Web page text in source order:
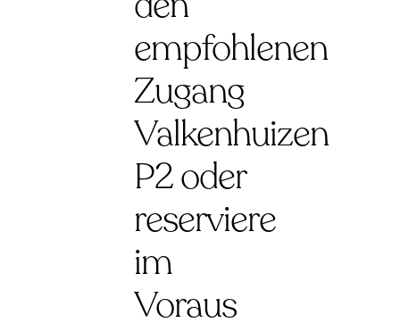
empfohlenen
Zugang
Valkenhuizen
P2 oder
reserviere
im
Voraus